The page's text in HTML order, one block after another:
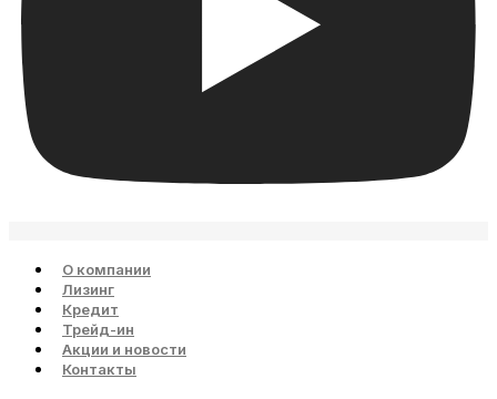
О компании
Лизинг
Кредит
Трейд-ин
Акции и новости
Контакты